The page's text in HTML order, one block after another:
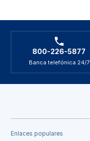
800-226-5877
Banca telefónica 24/7
Enlaces populares